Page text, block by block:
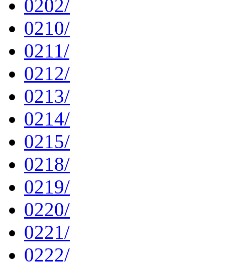
0202/
0210/
0211/
0212/
0213/
0214/
0215/
0218/
0219/
0220/
0221/
0222/